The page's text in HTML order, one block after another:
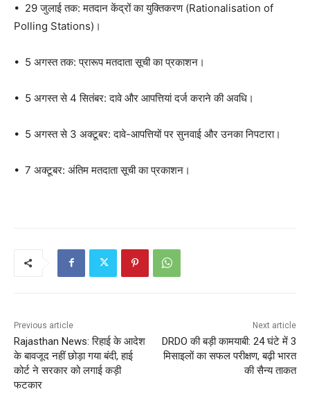
• 29 जुलाई तक: मतदान केंद्रों का युक्तिकरण (Rationalisation of
Polling Stations)।
• 5 अगस्त तक: प्रारूप मतदाता सूची का प्रकाशन।
• 5 अगस्त से 4 सितंबर: दावे और आपत्तियां दर्ज कराने की अवधि।
• 5 अगस्त से 3 अक्टूबर: दावे-आपत्तियों पर सुनवाई और उनका निपटारा।
• 7 अक्टूबर: अंतिम मतदाता सूची का प्रकाशन।
Previous article
Rajasthan News: रिहाई के आदेश
के बावजूद नहीं छोड़ा गया बंदी, हाई
कोर्ट ने सरकार को लगाई कड़ी
फटकार
Next article
DRDO की बड़ी कामयाबी: 24 घंटे में 3
मिसाइलों का सफल परीक्षण, बढ़ी भारत
की सैन्य ताकत